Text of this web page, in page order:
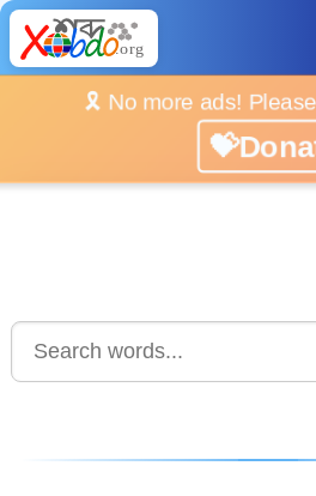
🎗️ No more ads!